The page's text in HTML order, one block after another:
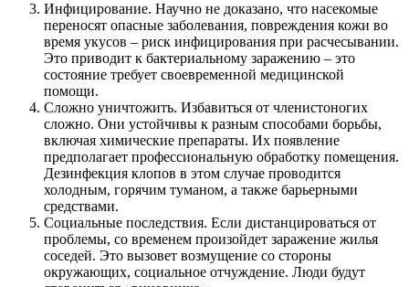
Инфицирование. Научно не доказано, что насекомые
переносят опасные заболевания, повреждения кожи во
время укусов – риск инфицирования при расчесывании.
Это приводит к бактериальному заражению – это
состояние требует своевременной медицинской
помощи.
Сложно уничтожить. Избавиться от членистоногих
сложно. Они устойчивы к разным способами борьбы,
включая химические препараты. Их появление
предполагает профессиональную обработку помещения.
Дезинфекция клопов в этом случае проводится
холодным, горячим туманом, а также барьерными
средствами.
Социальные последствия. Если дистанцироваться от
проблемы, со временем произойдет заражение жилья
соседей. Это вызовет возмущение со стороны
окружающих, социальное отчуждение. Люди будут